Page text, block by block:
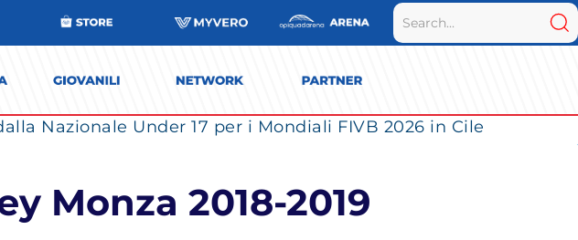
Nazionale Under 17 per i Mondiali FIVB 2026 in Cile
Monza 2018-2019